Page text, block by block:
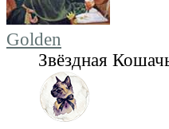
Golden
Звёздная